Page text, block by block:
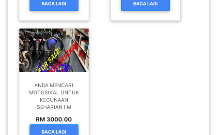
BACA LAGI BACA LAGI
ANDA MENCARI
MOTOSIKAL UNTUK
KEGUNAAN
SEHARIAN ! M
RM 3000.00
BACA LAGI